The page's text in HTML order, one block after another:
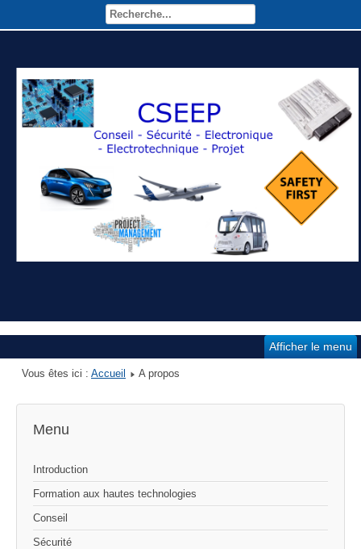
Afficher le menu
Vous êtes ici : Accueil A propos
Menu
Introduction
Formation aux hautes technologies
Conseil
Sécurité